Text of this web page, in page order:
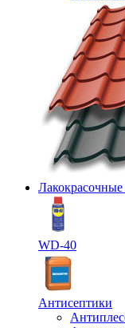
WD-40
Антисептики